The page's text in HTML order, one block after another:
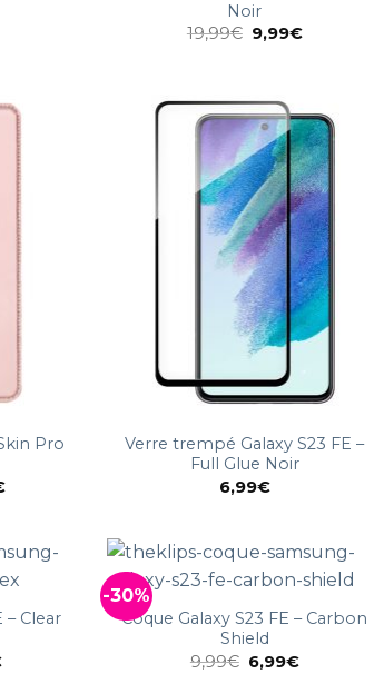
Noir
19,99€ 9,99€
Pro
Verre trempé Galaxy S23 FE –
Full Glue Noir
6,99€
– Clear
-30%
Coque Galaxy S23 FE – Carbon
Shield
9,99€ 6,99€